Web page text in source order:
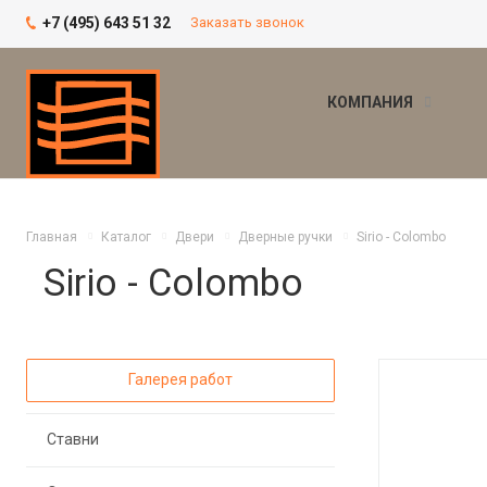
+7 (495) 643 51 32 Заказать звонок
КОМПАНИЯ
Главная Каталог Двери Дверные ручки Sirio - Colombo
Sirio - Colombo
Галерея работ
Ставни